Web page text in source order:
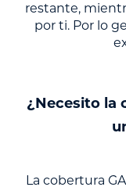
restante,
por ti. Por lo
¿Necesito la
La cobertura